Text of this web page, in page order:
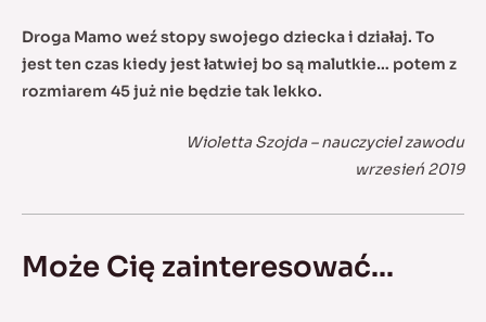
Droga Mamo weź stopy swojego dziecka i działaj. To
jest ten czas kiedy jest łatwiej bo są malutkie… potem z
rozmiarem 45 już nie będzie tak lekko.
Wioletta Szojda – nauczyciel zawodu
wrzesień 2019
Może Cię zainteresować...